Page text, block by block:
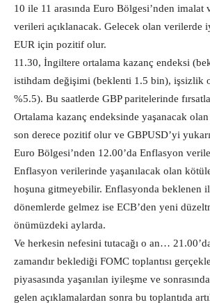
10 ile 11 arasında Euro Bölgesi’nden imalat
verileri açıklanacak. Gelecek olan verilerde
EUR için pozitif olur.
11.30, İngiltere ortalama kazanç endeksi
istihdam değişimi (beklenti 1.5 bin), işsizlik
%5.5). Bu saatlerde GBP paritelerinde
Ortalama kazanç endeksinde yaşanacak
son derece pozitif olur ve GBPUSD’yi
Euro Bölgesi’nden 12.00’da Enflasyon
Enflasyon verilerinde yaşanılacak olan
hoşuna gitmeyebilir. Enflasyonda beklenen
dönemlerde gelmez ise ECB’den yeni
önümüzdeki aylarda.
Ve herkesin nefesini tutacağı o an…
zamandır beklediği FOMC toplantısı
piyasasında yaşanılan iyileşme ve
gelen açıklamalardan sonra bu toplantıda